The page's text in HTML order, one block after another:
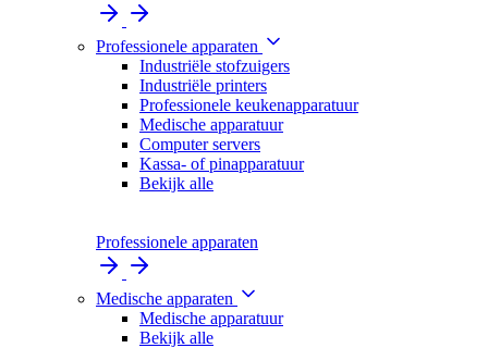
Professionele apparaten
Industriële stofzuigers
Industriële printers
Professionele keukenapparatuur
Medische apparatuur
Computer servers
Kassa- of pinapparatuur
Bekijk alle
Professionele apparaten
Medische apparaten
Medische apparatuur
Bekijk alle